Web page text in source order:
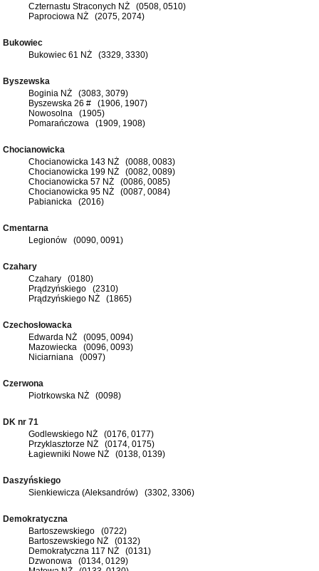
Czternastu Straconych NŻ (0508, 0510)
Paprociowa NŻ (2075, 2074)
Bukowiec
Bukowiec 61 NŻ (3329, 3330)
Byszewska
Boginia NŻ (3083, 3079)
Byszewska 26 # (1906, 1907)
Nowosolna (1905)
Pomarańczowa (1909, 1908)
Chocianowicka
Chocianowicka 143 NŻ (0088, 0083)
Chocianowicka 199 NŻ (0082, 0089)
Chocianowicka 57 NŻ (0086, 0085)
Chocianowicka 95 NŻ (0087, 0084)
Pabianicka (2016)
Cmentarna
Legionów (0090, 0091)
Czahary
Czahary (0180)
Prądzyńskiego (2310)
Prądzyńskiego NŻ (1865)
Czechosłowacka
Edwarda NŻ (0095, 0094)
Mazowiecka (0096, 0093)
Niciarniana (0097)
Czerwona
Piotrkowska NŻ (0098)
DK nr 71
Godlewskiego NŻ (0176, 0177)
Przyklasztorze NŻ (0174, 0175)
Łagiewniki Nowe NŻ (0138, 0139)
Daszyńskiego
Sienkiewicza (Aleksandrów) (3302, 3306)
Demokratyczna
Bartoszewskiego (0722)
Bartoszewskiego NŻ (0132)
Demokratyczna 117 NŻ (0131)
Dzwonowa (0134, 0129)